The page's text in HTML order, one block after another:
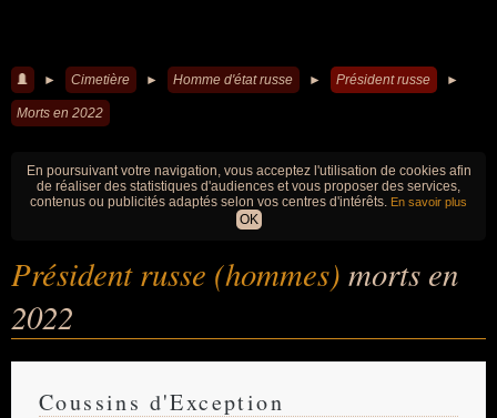
► Cimetière ► Homme d'état russe ► Président russe ►
Morts en 2022
En poursuivant votre navigation, vous acceptez l'utilisation de cookies afin
de réaliser des statistiques d'audiences et vous proposer des services,
contenus ou publicités adaptés selon vos centres d'intérêts. En savoir plus
OK
Président russe (hommes) morts en
2022
Coussins d'Exception